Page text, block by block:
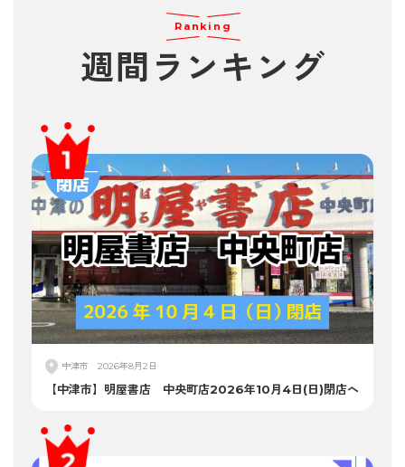
Ranking
週間 ランキング
中津市 2026年8月2日
【中津市】明屋書店 中央町店2026年10月4日(日)閉店へ